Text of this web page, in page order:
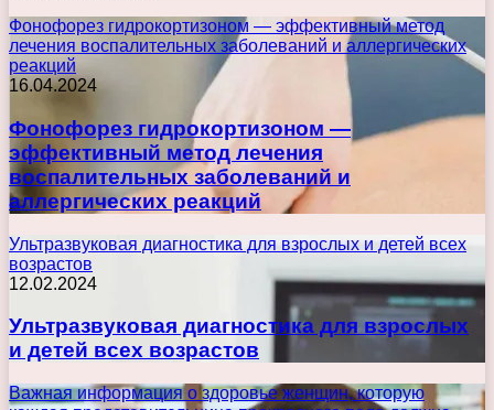
Фонофорез гидрокортизоном — эффективный метод
лечения воспалительных заболеваний и аллергических
реакций
16.04.2024
Фонофорез гидрокортизоном —
эффективный метод лечения
воспалительных заболеваний и
аллергических реакций
Ультразвуковая диагностика для взрослых и детей всех
возрастов
12.02.2024
Ультразвуковая диагностика для взрослых
и детей всех возрастов
Важная информация о здоровье женщин, которую